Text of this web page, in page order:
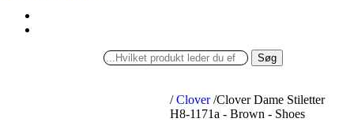
Søg
/ Clover /Clover Dame Stiletter
H8-1171a - Brown - Shoes